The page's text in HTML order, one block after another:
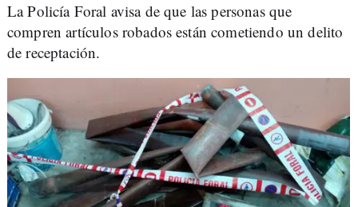
La Policía Foral avisa de que las personas que
compren artículos robados están cometiendo un delito
de receptación.